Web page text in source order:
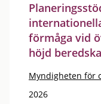
förmåga vid
höjd
Myndigheten för
2026